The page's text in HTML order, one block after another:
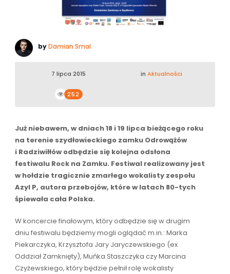
byDamian Smal
7 lipca 2015 in Aktualności
252
Już niebawem, w dniach 18 i 19 lipca bieżącego roku
na terenie szydłowieckiego zamku Odrowążów
i Radziwiłłów odbędzie się kolejna odsłona
festiwalu Rock na Zamku. Festiwal realizowany jest
w hołdzie tragicznie zmarłego wokalisty zespołu
Azyl P, autora przebojów, które w latach 80-tych
śpiewała cała Polska.
W koncercie finałowym, który odbędzie się w drugim
dniu festiwalu będziemy mogli oglądać m.in.: Marka
Piekarczyka, Krzysztofa Jary Jaryczewskiego (ex
Oddział Zamknięty), Muńka Staszczyka czy Marcina
Czyżewskiego, który będzie pełnił rolę wokalisty